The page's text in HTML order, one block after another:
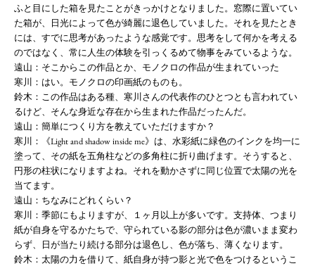
ふと目にした箱を見たことがきっかけとなりました。窓際に置いてい
た箱が、日光によって色が綺麗に退色していました。それを見たとき
には、すでに思考があったような感覚です。思考をして何かを考える
のではなく、常に人生の体験を引っくるめて物事をみているような。
遠山：そこからこの作品とか、モノクロの作品が生まれていった
寒川：はい。モノクロの印画紙のものも。
鈴木：この作品はある種、寒川さんの代表作のひとつとも言われてい
るけど、そんな身近な存在から生まれた作品だったんだ。
遠山：簡単につくり方を教えていただけますか？
寒川：《Light and shadow inside me》は、水彩紙に緑色のインクを均一に
塗って、その紙を五角柱などの多角柱に折り曲げます。そうすると、
円形の柱状になりますよね。それを動かさずに同じ位置で太陽の光を
当てます。
遠山：ちなみにどれくらい？
寒川：季節にもよりますが、１ヶ月以上が多いです。支持体、つまり
紙が自身を守るかたちで、守られている影の部分は色が濃いまま変わ
らず、日が当たり続ける部分は退色し、色が落ち、薄くなります。
鈴木：太陽の力を借りて、紙自身が持つ影と光で色をつけるというこ